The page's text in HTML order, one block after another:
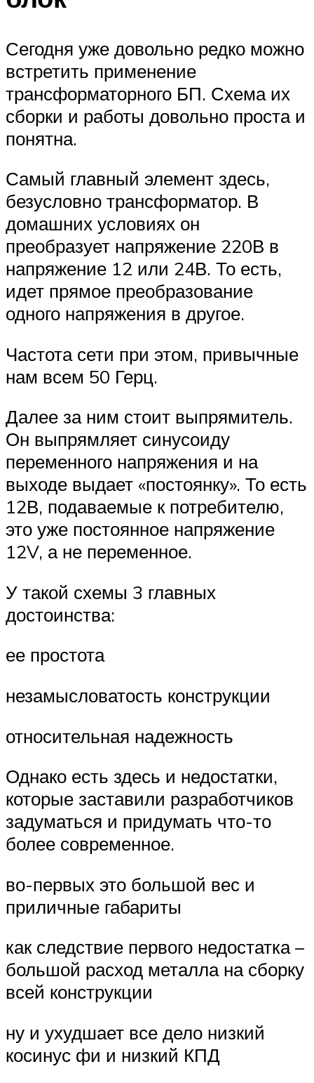
Сегодня уже довольно редко можно
встретить применение
трансформаторного БП. Схема их
сборки и работы довольно проста и
понятна.
Самый главный элемент здесь,
безусловно трансформатор. В
домашних условиях он
преобразует напряжение 220В в
напряжение 12 или 24В. То есть,
идет прямое преобразование
одного напряжения в другое.
Частота сети при этом, привычные
нам всем 50 Герц.
Далее за ним стоит выпрямитель.
Он выпрямляет синусоиду
переменного напряжения и на
выходе выдает «постоянку». То есть
12В, подаваемые к потребителю,
это уже постоянное напряжение
12V, а не переменное.
У такой схемы 3 главных
достоинства:
ее простота
незамысловатость конструкции
относительная надежность
Однако есть здесь и недостатки,
которые заставили разработчиков
задуматься и придумать что-то
более современное.
во-первых это большой вес и
приличные габариты
как следствие первого недостатка –
большой расход металла на сборку
всей конструкции
ну и ухудшает все дело низкий
косинус фи и низкий КПД